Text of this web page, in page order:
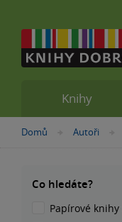
Nacházíte
Domů »Autoři
Co hledáte?
Papírové knihy
Knihy